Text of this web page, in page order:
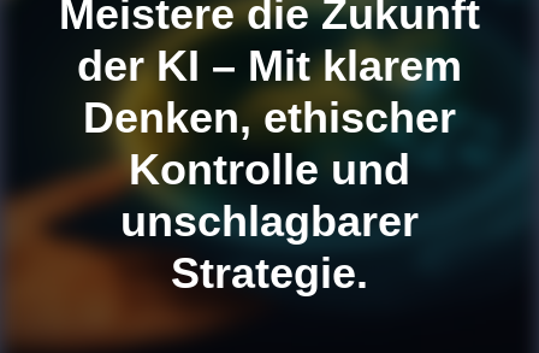
Meistere die Zukunft
der KI – Mit klarem
Denken, ethischer
Kontrolle und
unschlagbarer
Strategie.